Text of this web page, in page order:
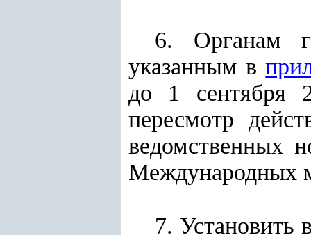
6. Органам
указанным в
до 1 сентября
пересмотр
ведомственных
Международных
7. Установить